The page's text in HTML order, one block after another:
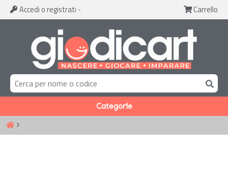
Accedi o registrati - Carrello
Categorie